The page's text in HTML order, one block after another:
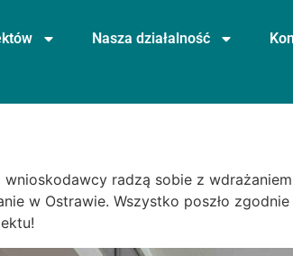
Nasza działalność
radzą sobie z
w Ostrawie. Wszystko poszło